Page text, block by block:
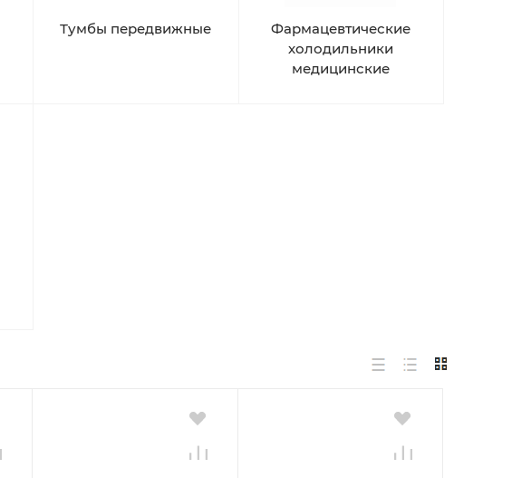
Тумбы передвижные
Фармацевтические
холодильники
медицинские